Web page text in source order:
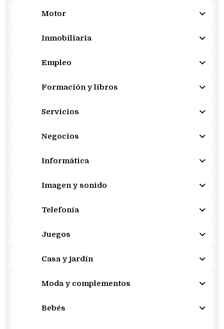
Motor
Inmobiliaria
Empleo
Formación y libros
Servicios
Negocios
Informática
Imagen y sonido
Telefonía
Juegos
Casa y jardín
Moda y complementos
Bebés